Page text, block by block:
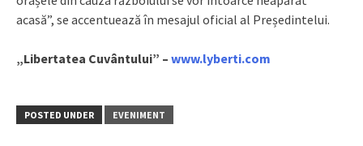
acasă”, se accentuează în mesajul oficial al Președintelui.
„Libertatea Cuvântului” – www.lyberti.com
POSTED UNDER EVENIMENT